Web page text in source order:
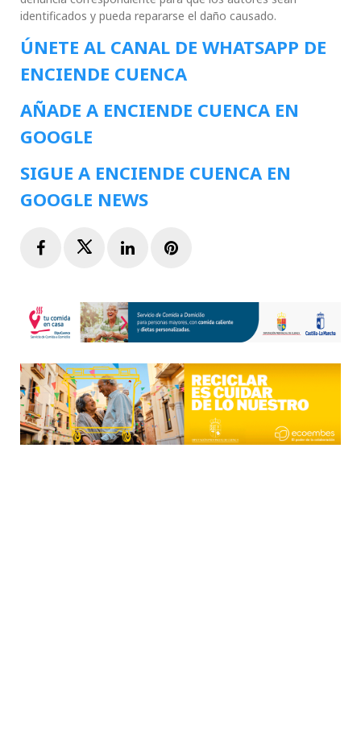
identificados y pueda repararse el daño causado.
ÚNETE AL CANAL DE WHATSAPP DE
ENCIENDE CUENCA
AÑADE A ENCIENDE CUENCA EN
GOOGLE
SIGUE A ENCIENDE CUENCA EN
GOOGLE NEWS
FacebookTwitterLinkedInPinterest